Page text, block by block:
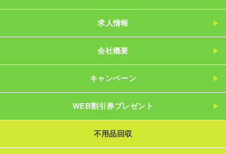
求人情報
会社概要
キャンペーン
WEB割引券プレゼント
不用品回収